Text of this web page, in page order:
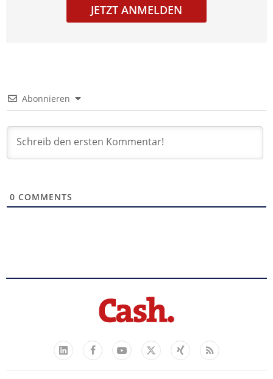
JETZT ANMELDEN
Abonnieren
0 COMMENTS
LinkedIn
FacebookYouTube
X
Xing Feed